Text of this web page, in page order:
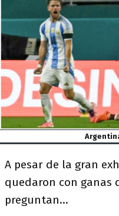
A pesar de la gran
quedaron con ganas
preguntan...